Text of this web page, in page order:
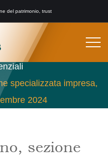
del patrimonio, trust
specializzata impresa,
2024
sezione